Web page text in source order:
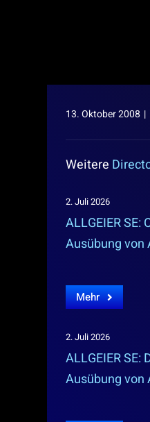
13. Oktober 2008 |
Weitere
2. Juli 2026
ALLGEIER
Ausübung
Mehr
2. Juli 2026
ALLGEIER SE:
Ausübung